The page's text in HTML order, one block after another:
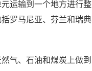
运输到一个地方进行整
罗马尼亚、芬兰和瑞典
气、石油和煤炭上做到